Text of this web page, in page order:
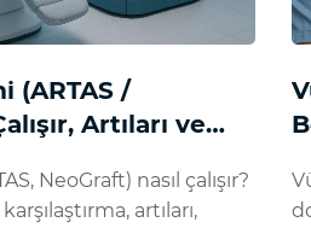
(ARTAS /
Artıları ve
NeoGraft) nasıl çalışır?
artıları,